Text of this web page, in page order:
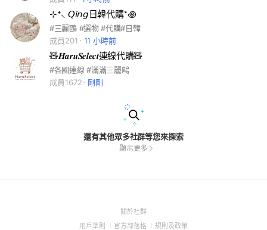
⊹⁺⸜ 𝘘𝘪𝘯𝘨日韓代購˶꩜
#三麗鷗 #選物 #代購#日韓
成員201
11 小時前
🧸𝑯𝒂𝒓𝒖𝑺𝒆𝒍𝒆𝒄𝒕連線代購🧸
#各國連線 #滿滿三麗鷗
成員1672
剛剛
還有其他眾多社群等您來探索
顯示更多
關於社群(Open
用戶準則 (Open
官方部落格 (Open
規則及政策(Open